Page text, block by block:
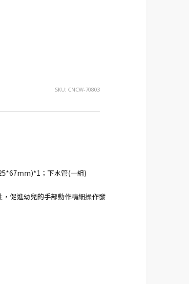
SKU: CNCW-70803
；下水管(一組)
促進幼兒的手部動作精細操作發